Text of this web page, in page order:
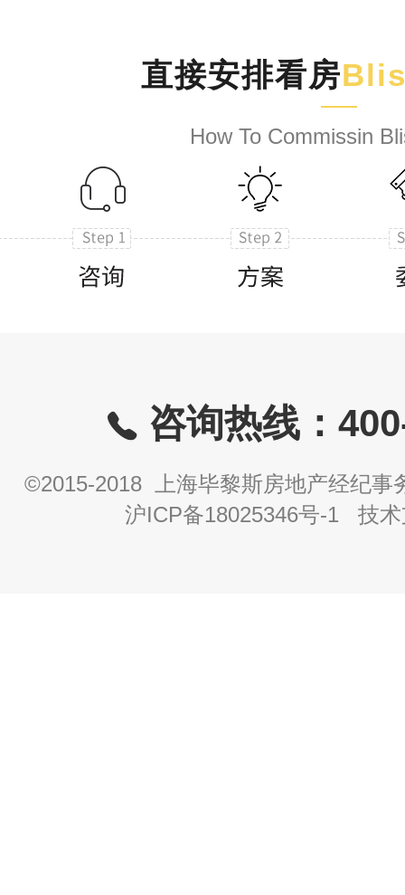
直接安排看房
How To Commissin
咨询热线：
©2015-2018 上海毕黎斯房地产经纪事
沪ICP备18025346号-1 技术